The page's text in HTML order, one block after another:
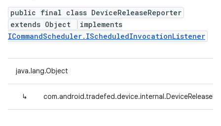
public final class DeviceReleaseReporter
extends Object
implements
ICommandScheduler.IScheduledInvocationListener
java.lang.Object
↳